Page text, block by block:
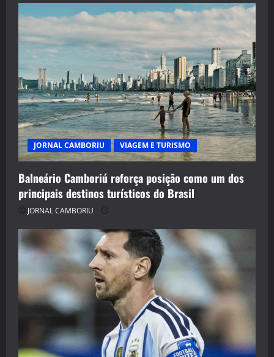
JORNAL CAMBORIU VIAGEM E TURISMO
Balneário Camboriú reforça posição como um dos
principais destinos turísticos do Brasil
JORNAL CAMBORIU